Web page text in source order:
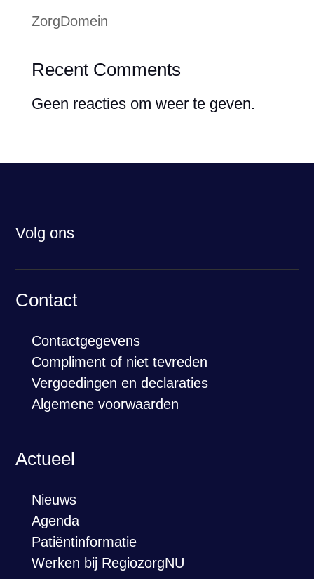
ZorgDomein
Recent Comments
Geen reacties om weer te geven.
Volg ons
Contact
Contactgegevens
Compliment of niet tevreden
Vergoedingen en declaraties
Algemene voorwaarden
Actueel
Nieuws
Agenda
Patiëntinformatie
Werken bij RegiozorgNU